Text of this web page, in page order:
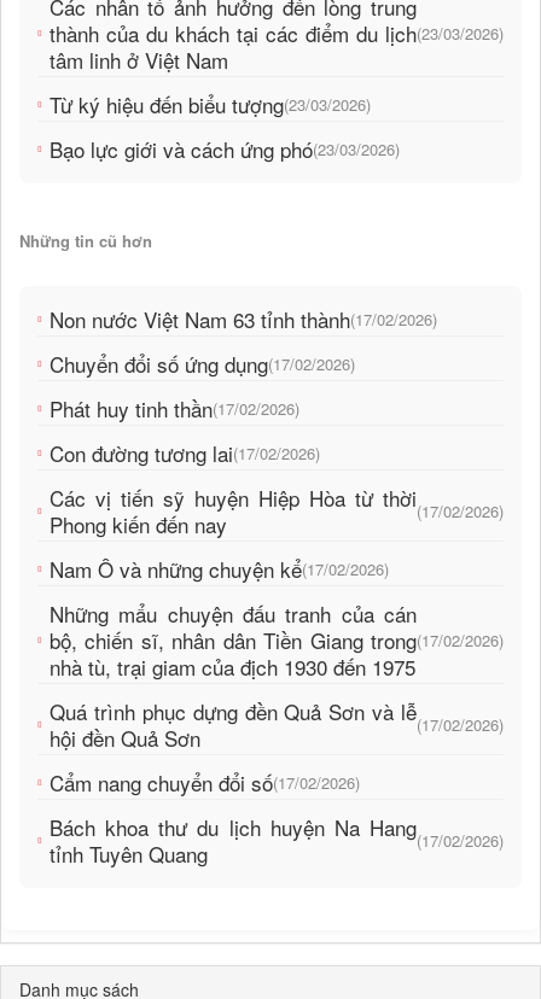
Các nhân tố ảnh hưởng đến lòng trung
thành của du khách tại các điểm du lịch
tâm linh ở Việt Nam
(23/03/2026)
Từ ký hiệu đến biểu tượng(23/03/2026)
Bạo lực giới và cách ứng phó(23/03/2026)
Những tin cũ hơn
Non nước Việt Nam 63 tỉnh thành(17/02/2026)
Chuyển đổi số ứng dụng(17/02/2026)
Phát huy tinh thần(17/02/2026)
Con đường tương lai(17/02/2026)
Các vị tiến sỹ huyện Hiệp Hòa từ thời
Phong kiến đến nay
(17/02/2026)
Nam Ô và những chuyện kể(17/02/2026)
Những mẩu chuyện đấu tranh của cán
bộ, chiến sĩ, nhân dân Tiền Giang trong
nhà tù, trại giam của địch 1930 đến 1975
(17/02/2026)
Quá trình phục dựng đền Quả Sơn và lễ
hội đền Quả Sơn
(17/02/2026)
Cẩm nang chuyển đổi số(17/02/2026)
Bách khoa thư du lịch huyện Na Hang
tỉnh Tuyên Quang
(17/02/2026)
Danh mục sách